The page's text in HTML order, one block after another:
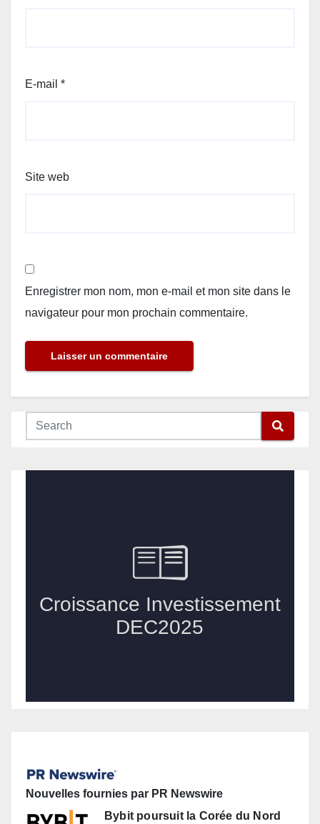
E-mail *
Site web
Enregistrer mon nom, mon e-mail et mon site dans le
navigateur pour mon prochain commentaire.
Nouvelles fournies par PR Newswire
Bybit poursuit la Corée du Nord